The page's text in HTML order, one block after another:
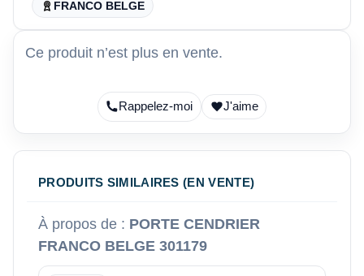
FRANCO BELGE
Ce produit n’est plus en vente.
Rappelez-moi J'aime
PRODUITS SIMILAIRES (EN VENTE)
À propos de : PORTE CENDRIER
FRANCO BELGE 301179